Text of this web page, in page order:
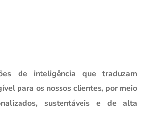
de inteligência que traduzam
para os nossos clientes, por meio
sustentáveis e de alta